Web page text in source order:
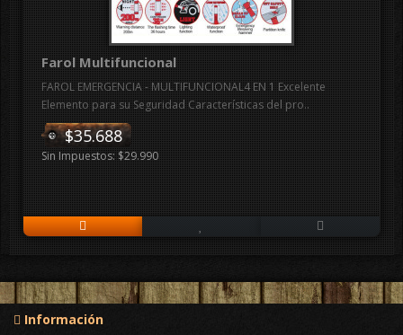
Farol Multifuncional
FAROL EMERGENCIA - MULTIFUNCIONAL4 EN 1 Excelente
Elemento para su Seguridad Características del pro..
$35.688
Sin Impuestos: $29.990
Información